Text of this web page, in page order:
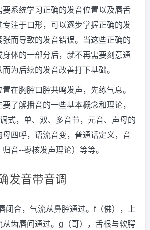
要系统学习正确的发音位置以及唇舌
专注于口形，可以逐步掌握正确的发
张而导致的发音错误。当这些正确的
身体的一部分后，就不再需要刻意通
为后续的发音改善打下基础。
在胸腔口腔共鸣发声，先练气息。
了解播音的一些基本概念和理论，
式，单、双、多音节，元音、声母的
母四呼，语流音变，普通话定义，音
音--枣核发声理论）等等。
发音带音调
闭合，气流从鼻腔通过。f（佛），上
从齿唇间通过。g（哥），舌根与软腭